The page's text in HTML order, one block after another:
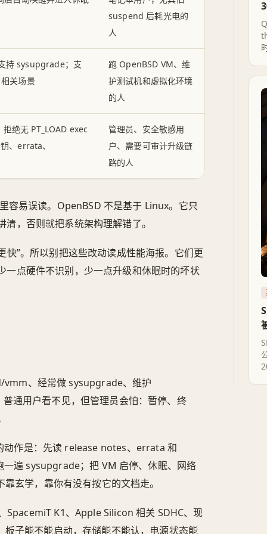
suspend 后耗光电的
人
持 sysupgrade；支
关场景
跑 OpenBSD VM、维
护测试机和虚拟化环境
的人
绝无 PT_LOAD exec
、errata、
管理员、安全敏感用
户、需要可审计升级链
路的人
容易误读。OpenBSD 不是基于 Linux。它只
，否则就把系统架构理解错了。
快”。所以别把这些改动读成性能海报。它们更
点硬件不识别，少一点升级和休眠时的坏状
vmm、经常做 sysupgrade、维护
通用户看不见，但管理员会怕：暂停、终
动作是：先读 release notes、errata 和
遍 sysupgrade；把 VM 启停、休眠、网络
玄学，靠你有没有按它的文档走。
SpacemiT K1、Apple Silicon 相关 SDHC、现
子能不能启动，存储能不能认，电源状态能